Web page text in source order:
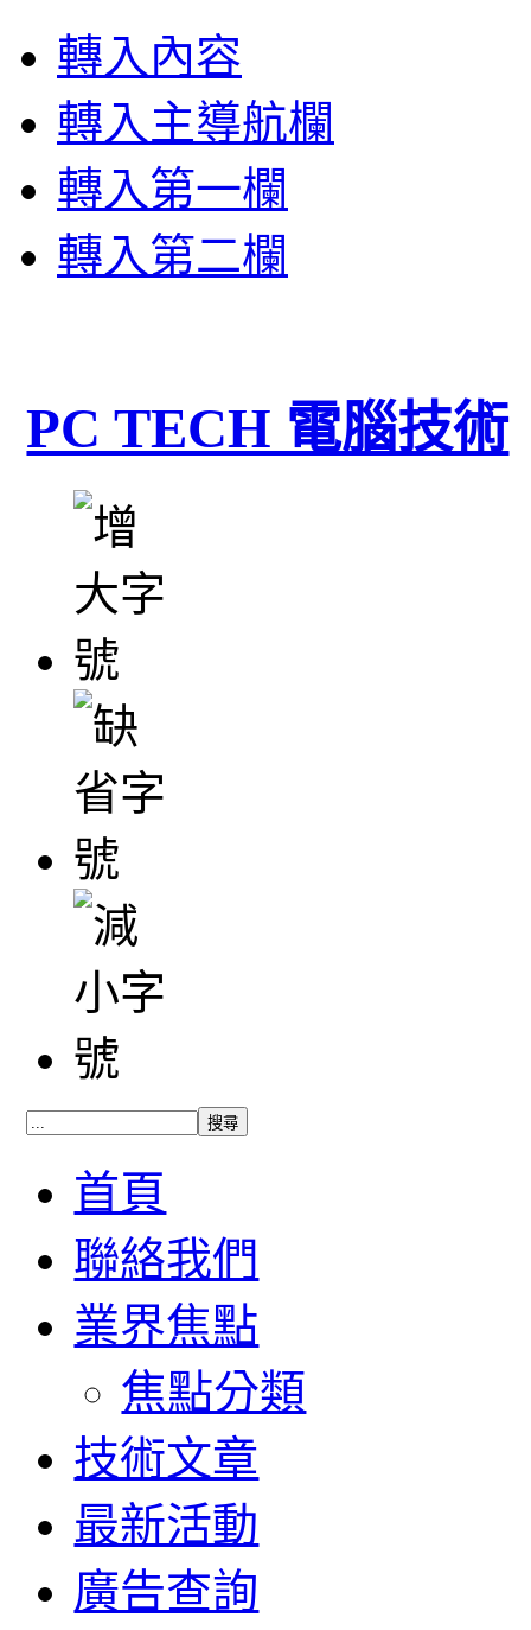
轉入內容
轉入主導航欄
轉入第一欄
轉入第二欄
PC TECH 電腦技術
首頁
聯絡我們
業界焦點
焦點分類
技術文章
最新活動
廣告查詢